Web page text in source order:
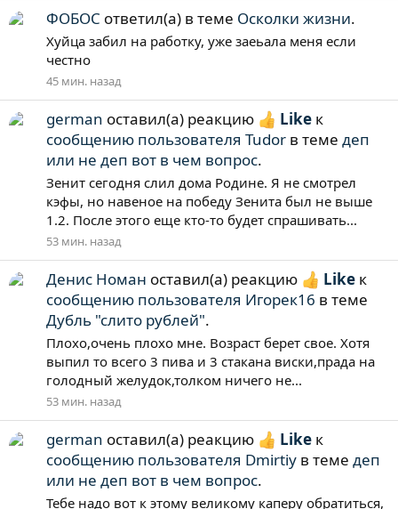
ФОБОС ответил(а) в теме Осколки жизни.
Xуйца забил на работку, уже заеьала меня если
честно
45 мин. назад
german оставил(а) реакцию Like к
сообщению пользователя Tudor в теме деп
или не деп вот в чем вопрос.
Зенит сегодня слил дома Родине. Я не смотрел
кэфы, но навеное на победу Зенита был не выше
1.2. После этого еще кто-то будет спрашивать...
53 мин. назад
Денис Номан оставил(а) реакцию Like к
сообщению пользователя Игорек16 в теме
Дубль "слито рублей".
Плохо,очень плохо мне. Возраст берет свое. Хотя
выпил то всего 3 пива и 3 стакана виски,прада на
голодный желудок,толком ничего не...
53 мин. назад
german оставил(а) реакцию Like к
сообщению пользователя Dmirtiy в теме деп
или не деп вот в чем вопрос.
Тебе надо вот к этому великому каперу обратиться,